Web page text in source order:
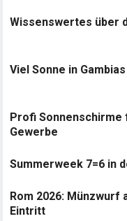
Wissenswertes über
Viel Sonne in
Profi
Gewerbe
Summerweek 7=6 in
Rom 2026:
Eintritt